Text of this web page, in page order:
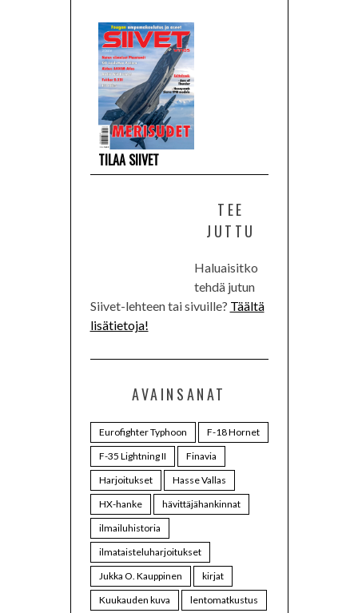
TILAA SIIVET
TEE
JUTTU
Haluaisitko
tehdä jutun
Siivet-lehteen tai sivuille? Täältä
lisätietoja!
AVAINSANAT
Eurofighter Typhoon
F-18 Hornet
F-35 Lightning II
Finavia
Harjoitukset
Hasse Vallas
HX-hanke
hävittäjähankinnat
ilmailuhistoria
ilmataisteluharjoitukset
Jukka O. Kauppinen
kirjat
Kuukauden kuva
lentomatkustus